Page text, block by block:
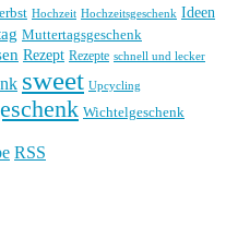
Hochzeit Hochzeitsgeschenk Ideen
Muttertagsgeschenk
Rezept Rezepte schnell und lecker
sweet Upcycling
Wichtelgeschenk
RSS